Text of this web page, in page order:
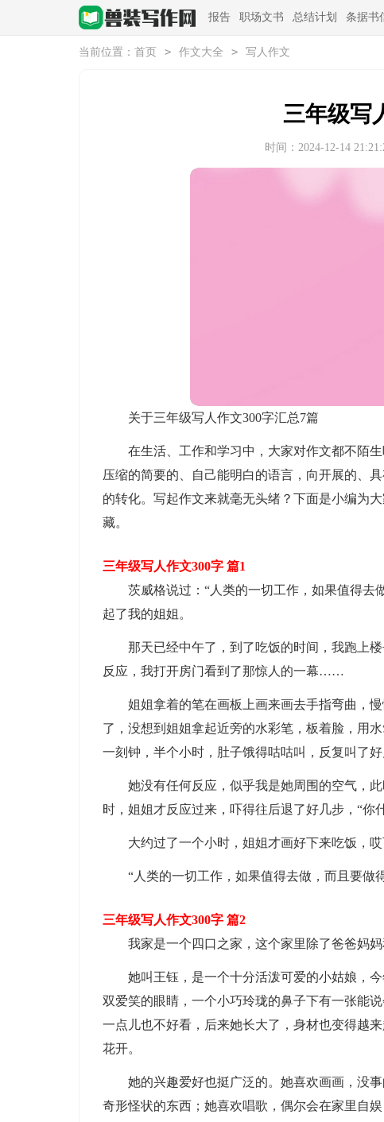
报告 职场文书 总结计划 条据书
当前位置： 首页 > 作文大全 > 写人作文
三年级写
时间：2024-12-14
关于三年级写人作文300字汇总7篇
在生活、工作和学习中，大家对作文都不陌
压缩的简要的、自己能明白的语言，向开展的、
的转化。写起作文来就毫无头绪？下面是小编为
藏。
三年级写人作文300字 篇1
茨威格说过：“人类的一切工作，如果值得去
起了我的姐姐。
那天已经中午了，到了吃饭的时间，我跑上
反应，我打开房门看到了那惊人的一幕……
姐姐拿着的笔在画板上画来画去手指弯曲，
了，没想到姐姐拿起近旁的水彩笔，板着脸，用
一刻钟，半个小时，肚子饿得咕咕叫，反复叫了
她没有任何反应，似乎我是她周围的空气，
时，姐姐才反应过来，吓得往后退了好几步，“你
大约过了一个小时，姐姐才画好下来吃饭，
“人类的一切工作，如果值得去做，而且要做
三年级写人作文300字 篇2
我家是一个四口之家，这个家里除了爸爸妈
她叫王钰，是一个十分活泼可爱的小姑娘，
双爱笑的眼睛，一个小巧玲珑的鼻子下有一张能
一点儿也不好看，后来她长大了，身材也变得越
花开。
她的兴趣爱好也挺广泛的。她喜欢画画，没
奇形怪状的东西；她喜欢唱歌，偶尔会在家里自